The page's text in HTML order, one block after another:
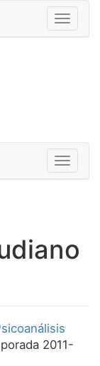
Toggle
2011-